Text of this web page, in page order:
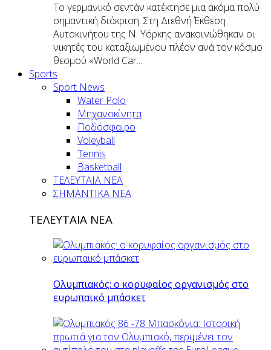
Το γερμανικό σεντάν κατέκτησε μια ακόμα πολύ
σημαντική διάκριση. Στη Διεθνή Έκθεση
Αυτοκινήτου της Ν. Υόρκης ανακοινώθηκαν οι
νικητές του καταξιωμένου πλέον ανά τον κόσμο
θεσμού «World Car...
Sports
Sport News
Water Polo
Μηχανοκίνητα
Ποδόσφαιρο
Voleyball
Tennis
Basketball
ΤΕΛΕΥΤΑΙΑ ΝΕΑ
ΣΗΜΑΝΤΙΚΑ ΝΕΑ
ΤΕΛΕΥΤΑΙΑ ΝΕΑ
Ολυμπιακός: ο κορυφαίος οργανισμός στο
ευρωπαϊκό μπάσκετ